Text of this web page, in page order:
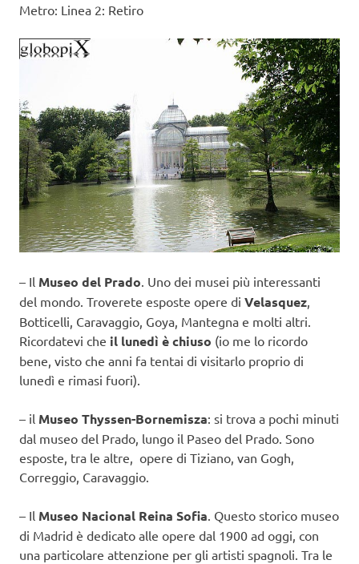
Metro: Linea 2: Retiro
– Il Museo del Prado. Uno dei musei più interessanti
del mondo. Troverete esposte opere di Velasquez,
Botticelli, Caravaggio, Goya, Mantegna e molti altri.
Ricordatevi che il lunedì è chiuso (io me lo ricordo
bene, visto che anni fa tentai di visitarlo proprio di
lunedì e rimasi fuori).
– il Museo Thyssen-Bornemisza: si trova a pochi minuti
dal museo del Prado, lungo il Paseo del Prado. Sono
esposte, tra le altre, opere di Tiziano, van Gogh,
Correggio, Caravaggio.
– Il Museo Nacional Reina Sofia. Questo storico museo
di Madrid è dedicato alle opere dal 1900 ad oggi, con
una particolare attenzione per gli artisti spagnoli. Tra le